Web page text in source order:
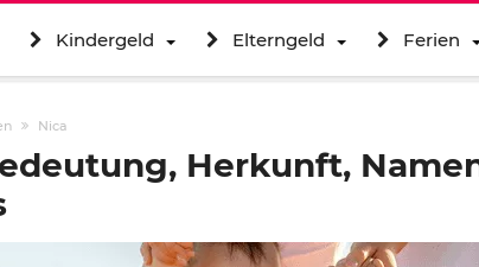
Kindergeld Elterngeld Ferien
Nica
Herkunft,